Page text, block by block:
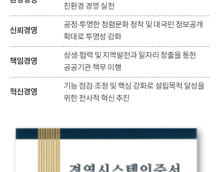
친환경 경영 실천
신뢰경영
공정·투명한 청렴문화 정착 및 대국민 정보공개
확대로 투명성 강화
책임경영
상생·협력 및 지역발전과 일자리 창출을 통한
공공기관 책무 이행
혁신경영
기능 점검·조정 및 핵심 강화로 설립목적 달성을
위한 전사적 혁신 추진